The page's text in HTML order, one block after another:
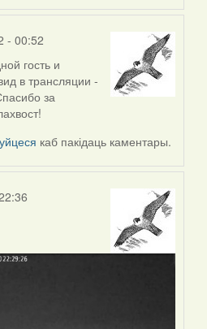
- 00:52
гость и
в трансляции -
за
каб пакідаць каментары.